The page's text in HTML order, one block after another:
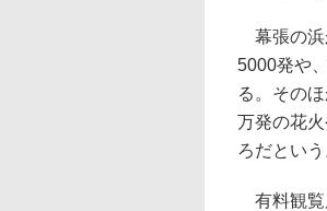
幕張の浜
5000発や
る。その
万発の花
ろだという
有料観覧